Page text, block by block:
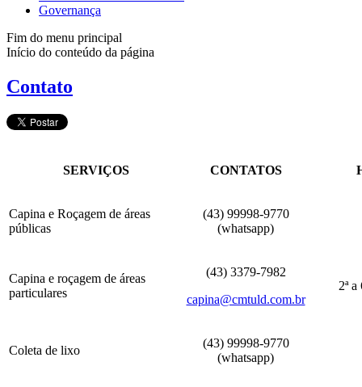
Governança
Fim do menu principal
Início do conteúdo da página
Contato
SERVIÇOS CONTATOS
Capina e Roçagem de áreas
públicas
(43) 99998-9770
(whatsapp)
Capina e roçagem de áreas
particulares
(43) 3379-7982
capina@cmtuld.com.br
2ª
Coleta de lixo
(43) 99998-9770
(whatsapp)